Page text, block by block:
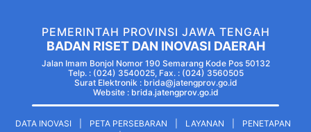
PEMERINTAH PROVINSI JAWA TENGAH
BADAN RISET DAN INOVASI DAERAH
Jalan Imam Bonjol Nomor 190 Semarang Kode Pos 50132
Telp. : (024) 3540025, Fax. : (024) 3560505
Surat Elektronik : brida@jatengprov.go.id
Website : brida.jatengprov.go.id
DATA INOVASI PETA PERSEBARAN LAYANAN
PENETAPAN